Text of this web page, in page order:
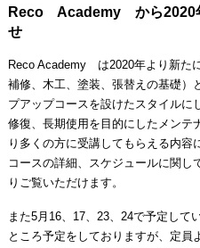
Reco Academy から2020
せ
Reco Academy は2020年より新た
補修、木工、塗装、張替えの基礎）
プアップコースを設けたスタイルに
修復、長期使用を目的にしたメンテ
り多くの方に受講してもらえる内容
コースの詳細、スケジュールに関し
りご覧いただけます。
また5月16、17、23、24で予定して
ところ予定をしておりますが、定員